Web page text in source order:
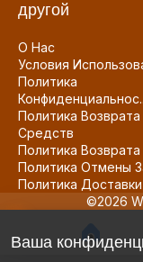
другой
О Нас
Условия
Политика
Политика Возврата
Средств
Политика
Политика Отмены
Политика Доставки
©2026
Ваша